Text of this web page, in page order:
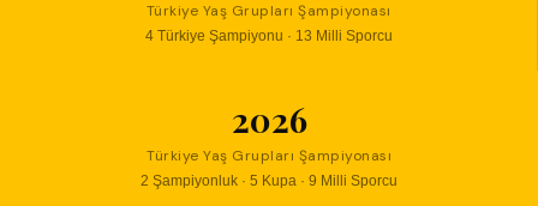
Türkiye Yaş Grupları Şampiyonası
4 Türkiye Şampiyonu · 13 Milli Sporcu
2026
Türkiye Yaş Grupları Şampiyonası
2 Şampiyonluk · 5 Kupa · 9 Milli Sporcu